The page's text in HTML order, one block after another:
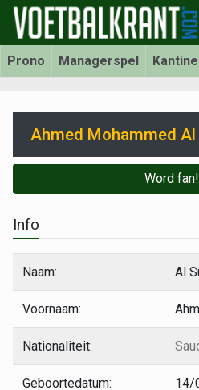
Prono Managerspel Kantine
Ahmed Mohammed Al
Word fan!
Info
Naam: Al
Voornaam:
Nationaliteit:
Geboortedatum: 14/